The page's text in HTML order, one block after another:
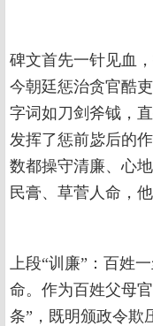
碑文首先一针见血
今朝廷惩治贪官酷
字词如刀剑斧钺，
发挥了惩前毖后的
数都操守清廉、心
民膏、草菅人命，
上段“训廉”：百姓
命。作为百姓父母
条”，既明颁政令欺